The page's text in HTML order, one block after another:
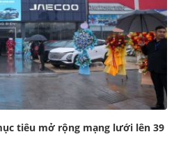
tiêu mở rộng mạng lưới lên 39